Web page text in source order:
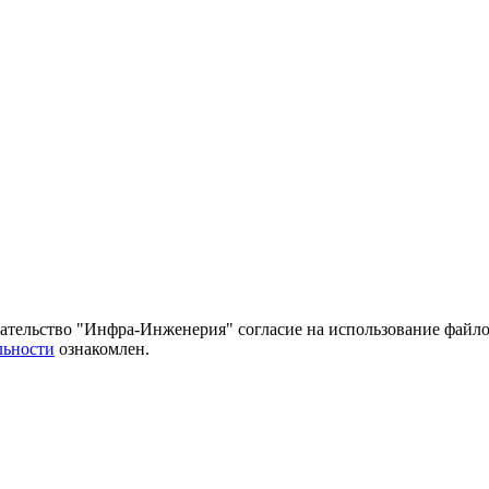
"Инфра-Инженерия" согласие на использование
ознакомлен.